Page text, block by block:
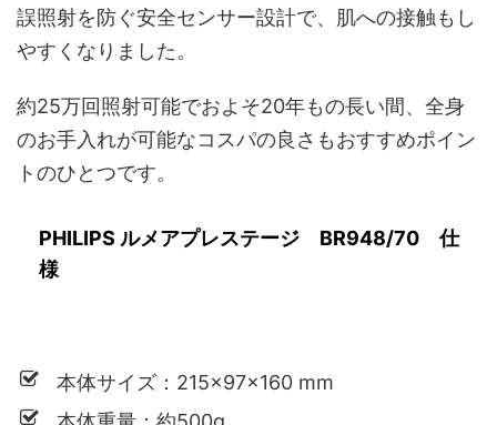
誤照射を防ぐ安全センサー設計で、肌への接触もし
やすくなりました。
約25万回照射可能でおよそ20年もの長い間、全身
のお手入れが可能なコスパの良さもおすすめポイン
トのひとつです。
PHILIPS ルメアプレステージ BR948/70 仕
様
本体サイズ：215×97×160 mm